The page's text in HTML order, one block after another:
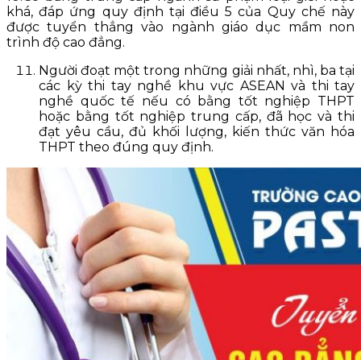
khá, đáp ứng quy định tại điều 5 của Quy chế này
được tuyển thẳng vào ngành giáo dục mầm non
trình độ cao đẳng.
Người đoạt một trong những giải nhất, nhì, ba tại
các kỳ thi tay nghề khu vực ASEAN và thi tay
nghề quốc tế nếu có bằng tốt nghiệp THPT
hoặc bằng tốt nghiệp trung cấp, đã học và thi
đạt yêu cầu, đủ khối lượng, kiến thức văn hóa
THPT theo đúng quy định.